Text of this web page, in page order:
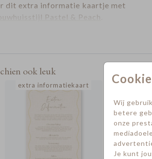
Wij
betere
onze
Je kunt
dit extra informatie kaartje met
Pastel & Peach
ook leuk
extra informatiekaart